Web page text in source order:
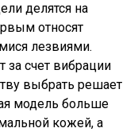
делятся на
относят
лезвиями.
за счет вибрации
выбрать решает
модель больше
кожей, а